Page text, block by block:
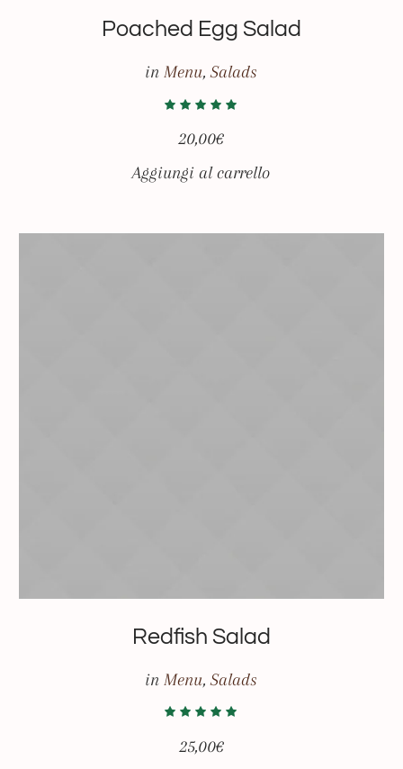
Poached Egg Salad
inMenu,Salads
20,00€
Aggiungi al carrello
Redfish Salad
inMenu,Salads
25,00€